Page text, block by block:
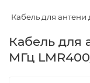
Кабель для
Кабель для
МГц